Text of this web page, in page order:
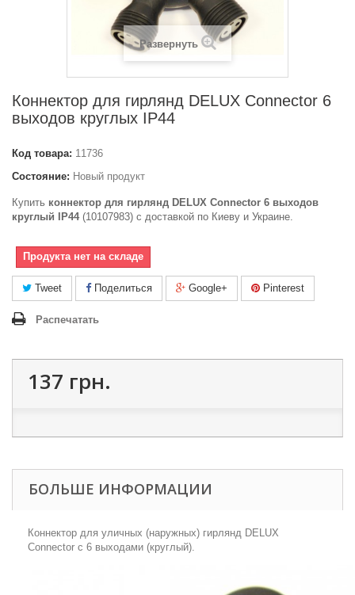
Развернуть
Коннектор для гирлянд DELUX Connector 6
выходов круглых IP44
Код товара: 11736
Состояние: Новый продукт
Купить коннектор для гирлянд DELUX Connector 6 выходов
круглый IP44(10107983) c доставкой по Киеву и Украине.
Продукта нет на складе
Tweet Поделиться Google+ Pinterest
Распечатать
137 грн.
БОЛЬШЕ ИНФОРМАЦИИ
Коннектор для уличных (наружных) гирлянд DELUX
Connector с 6 выходами (круглый).